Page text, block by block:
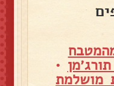
•
מושלמת